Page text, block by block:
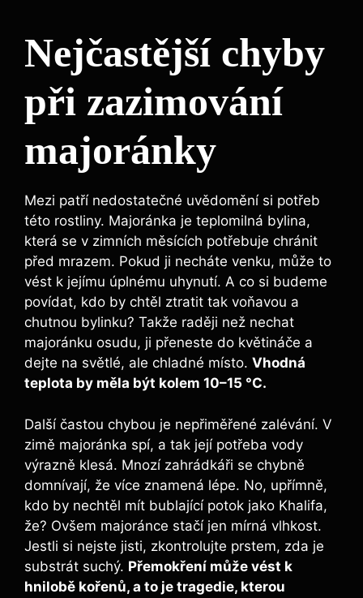
Nejčastější chyby
při zazimování
majoránky
Mezi patří nedostatečné uvědomění si potřeb
této rostliny. Majoránka je teplomilná bylina,
která se v zimních měsících potřebuje chránit
před mrazem. Pokud ji necháte venku, může to
vést k jejímu úplnému uhynutí. A co si budeme
povídat, kdo by chtěl ztratit tak voňavou a
chutnou bylinku? Takže raději než nechat
majoránku osudu, ji přeneste do květináče a
dejte na světlé, ale chladné místo. Vhodná
teplota by měla být kolem 10–15 °C.
Další častou chybou je nepřiměřené zalévání. V
zimě majoránka spí, a tak její potřeba vody
výrazně klesá. Mnozí zahrádkáři se chybně
domnívají, že více znamená lépe. No, upřímně,
kdo by nechtěl mít bublající potok jako Khalifa,
že? Ovšem majoránce stačí jen mírná vlhkost.
Jestli si nejste jisti, zkontrolujte prstem, zda je
substrát suchý. Přemokření může vést k
hnilobě kořenů, a to je tragedie, kterou